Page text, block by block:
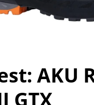
AKU
GTX